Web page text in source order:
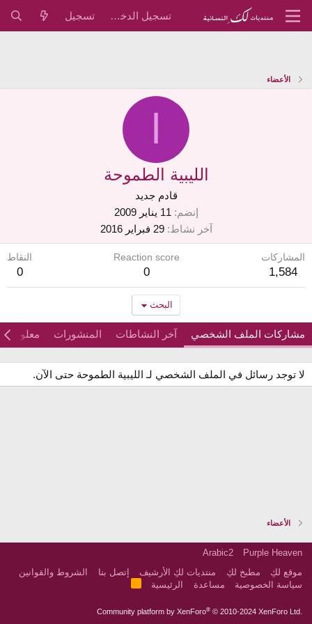
تسجيل الدخول تسجيل
الأعضاء
الليبية الطموحة
قادم جديد
إنضم
11 يناير 2009
آخر نشاط 29 فبراير 2016
المشاركات
1,584
Reaction score
0
النقاط
0
البحث
مشاركات الملف الشخصي آخر النشاطات المنشورات معلومات
لا توجد رسائل في الملف الشخصي لـ الليبية الطموحة حتى الآن.
الأعضاء
Purple Heaven
Arabic2
موقع لكِ
مطبخ لكِ منتديات لكِ الأرشيف إتصل بنا
الشروط والقوانين
سياسة الخصوصية
مساعدة الرئيسية
Community platform by XenForo® © 2010-2024 XenForo Ltd.